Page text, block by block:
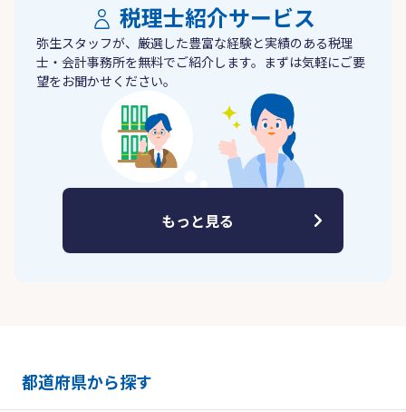
税理士紹介サービス
弥生スタッフが、厳選した豊富な経験と実績のある税理
士・会計事務所を無料でご紹介します。まずは気軽にご要
望をお聞かせください。
もっと見る
都道府県から探す